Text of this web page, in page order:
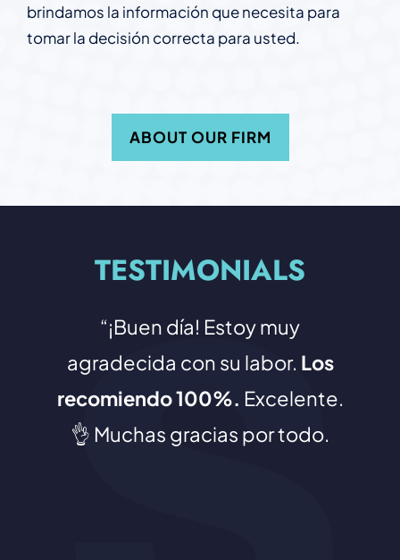
brindamos la información que necesita para
tomar la decisión correcta para usted.
ABOUT OUR FIRM
TESTIMONIALS
¡Buen día! Estoy muy
agradecida con su labor. Los
recomiendo 100%. Excelente.
👌 Muchas gracias por todo.
Attorney Taylor Cohenand
staff were amazing in all
aspects of my case and
healing period. I would